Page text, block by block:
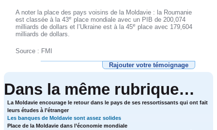
A noter la place des pays voisins de la Moldavie : la Roumanie
est classée à la 43e place mondiale avec un PIB de 200,074
milliards de dollars et l’Ukraine est à la 45e place avec 179,604
milliards de dollars.
Source : FMI
Rajouter votre témoignage
Dans la même rubrique…
La Moldavie encourage le retour dans le pays de ses ressortissants qui ont fait
leurs études à l’étranger
Les banques de Moldavie sont assez solides
Place de la Moldavie dans l’économie mondiale